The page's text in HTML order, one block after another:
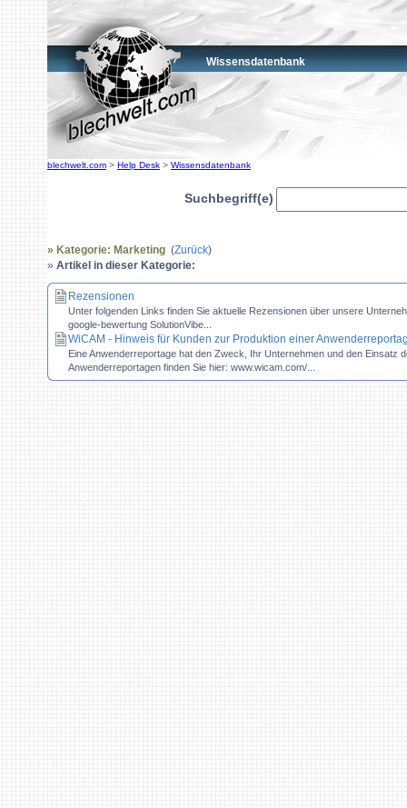
Wissensdatenbank
blechwelt.com > Help Desk > Wissensdatenbank
Suchbegriff(e)
» Kategorie: Marketing (Zurück)
» Artikel in dieser Kategorie:
Rezensionen
Unter folgenden Links finden Sie aktuelle Rezensionen über unsere
google-bewertung SolutionVibe...
WiCAM - Hinweis für Kunden zur Produktion einer
Eine Anwenderreportage hat den Zweck, Ihr Unternehmen und den
Anwenderreportagen finden Sie hier: www.wicam.com/...